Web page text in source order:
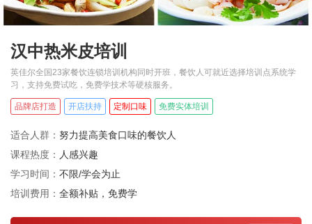
汉中热米皮培训
英佳尔全国23家餐饮连锁培训机构同时开班，餐饮人可就近选择培训点系统学
习，支持免费试吃，免费学技术等硬核服务。
品牌店打造 开店扶持 定制口味 免费实体培训
适合人群： 努力提高美食口味的餐饮人
课程热度： 人感兴趣
学习时间： 不限/学会为止
培训费用： 全额补贴，免费学